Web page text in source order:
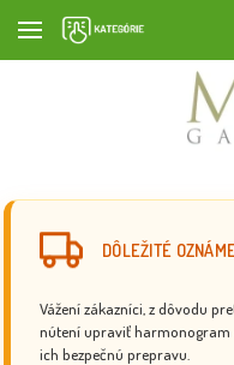
DÔLEŽITÉ
Vážení zákazníci, z dôvodu
nútení upraviť harmonogram
ich bezpečnú prepravu.